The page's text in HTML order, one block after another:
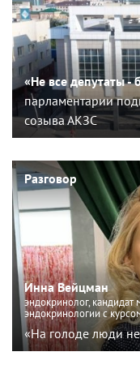
«Не все депутаты -
парламентарии
созыва АКЗС
Разговор
Инна Вейцман
эндокринолог,
эндокринологии с
«На голоде люди